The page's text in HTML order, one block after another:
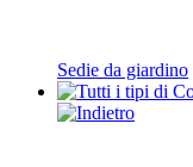
Sedie da giardino